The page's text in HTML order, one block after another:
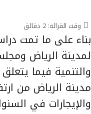
وقت القرائه: 2 دقائق
بناء على ما تمت
لمدينة الرياض
والتنمية فيما
مدينة الرياض من
والإيجارات في